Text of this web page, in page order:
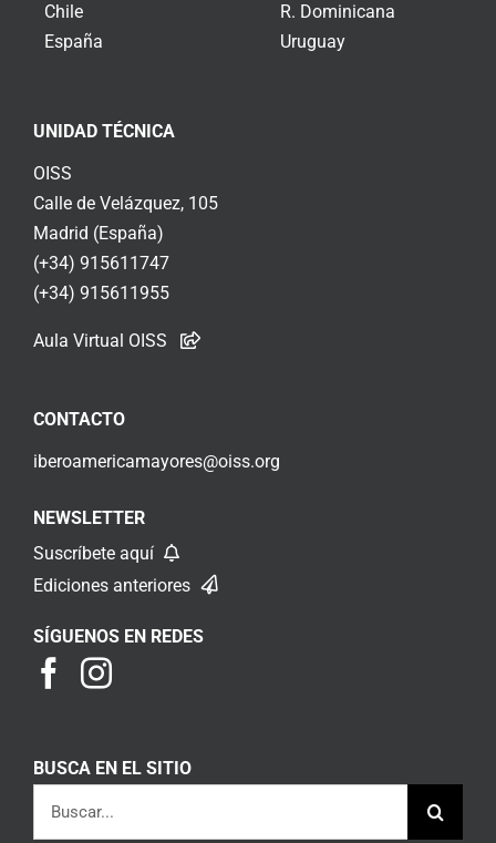
Chile
España
R. Dominicana
Uruguay
UNIDAD TÉCNICA
OISS
Calle de Velázquez, 105
Madrid (España)
(+34) 915611747
(+34) 915611955
Aula Virtual OISS
CONTACTO
iberoamericamayores@oiss.org
NEWSLETTER
Suscríbete aquí
Ediciones anteriores
SÍGUENOS EN REDES
BUSCA EN EL SITIO